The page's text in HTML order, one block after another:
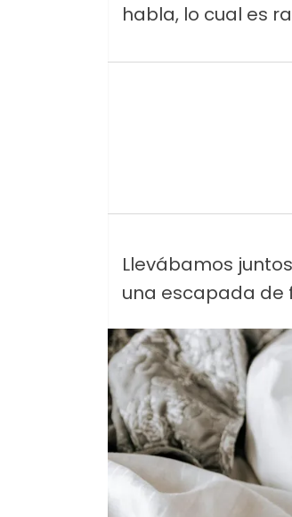
habla, lo cual es
Llevábamos
una escapada de